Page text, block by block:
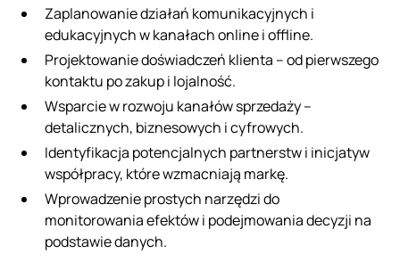
Zaplanowanie działań komunikacyjnych i
edukacyjnych w kanałach online i offline.
Projektowanie doświadczeń klienta – od pierwszego
kontaktu po zakup i lojalność.
Wsparcie w rozwoju kanałów sprzedaży –
detalicznych, biznesowych i cyfrowych.
Identyfikacja potencjalnych partnerstw i inicjatyw
współpracy, które wzmacniają markę.
Wprowadzenie prostych narzędzi do
monitorowania efektów i podejmowania decyzji na
podstawie danych.